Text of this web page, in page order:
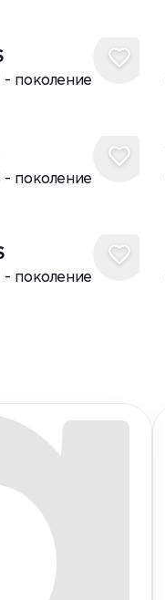
поколение
поколение
поколение